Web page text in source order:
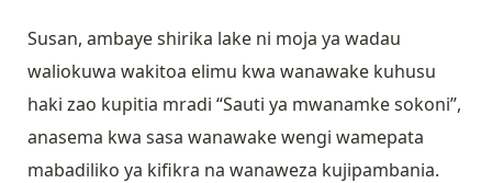
Susan, ambaye shirika lake ni moja ya wadau
waliokuwa wakitoa elimu kwa wanawake kuhusu
haki zao kupitia mradi “Sauti ya mwanamke sokoni”,
anasema kwa sasa wanawake wengi wamepata
mabadiliko ya kifikra na wanaweza kujipambania.